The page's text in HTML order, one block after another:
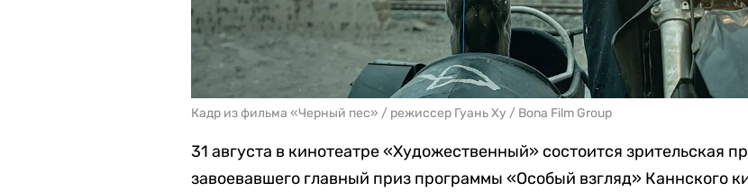
Кадр из фильма «Черный пес» / режиссер Гуань Ху / Bona Film Group
31 августа в кинотеатре «Художественный» состоится зрительская
завоевавшего главный приз программы «Особый взгляд» Каннского